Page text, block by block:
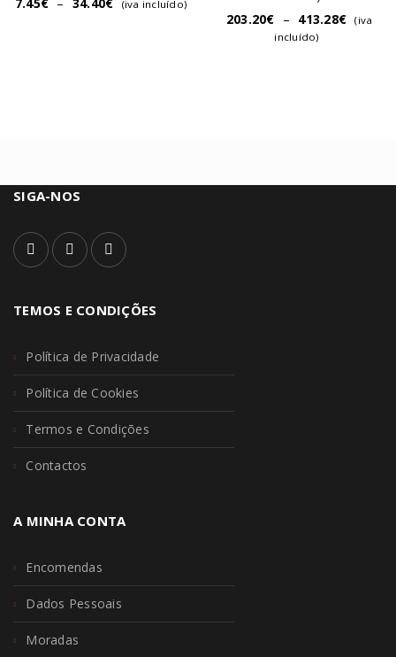
(iva incluído)
203.20€ – 413.28€
(iva
incluído)
SIGA-NOS
TEMOS E CONDIÇÕES
Política de Privacidade
Política de Cookies
Termos e Condições
Contactos
A MINHA CONTA
Encomendas
Dados Pessoais
Moradas